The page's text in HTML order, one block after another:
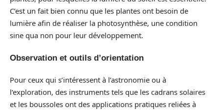
C’est un fait bien connu que les plantes ont besoin de
lumière afin de réaliser la photosynthèse, une condition
sine qua non pour leur développement.
Observation et outils d’orientation
Pour ceux qui s’intéressent à l’astronomie ou à
l’exploration, des instruments tels que les cadrans solaires
et les boussoles ont des applications pratiques reliées à